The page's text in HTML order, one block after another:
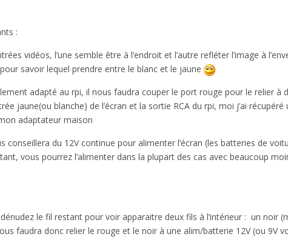
:
vidéos, l’une semble être à l’endroit et l’autre refléter l’image à
savoir lequel prendre entre le blanc et le jaune
adapté au rpi, il nous faudra couper le port rouge pour le relier à
jaune(ou blanche) de l’écran et la sortie RCA du rpi, moi j’ai récupéré
adaptateur maison
conseillera du 12V continue pour alimenter l’écran (les batteries de
vous pourrez l’alimenter dans la plupart des cas avec beaucoup
le fil restant pour voir apparaitre deux fils à l’intérieur : un noir
faudra donc relier le rouge et le noir à une alim/batterie 12V (ou 9V